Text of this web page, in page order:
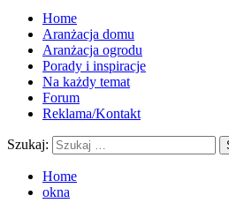
Home
Aranżacja domu
Aranżacja ogrodu
Porady i inspiracje
Na każdy temat
Forum
Reklama/Kontakt
Szukaj:
Home
okna